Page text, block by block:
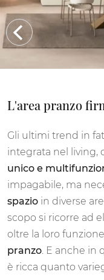
L'area pranzo
Gli ultimi trend in
integrata nel living,
unico e
impagabile, ma
spazio in diverse
scopo si ricorre ad
oltre la loro
pranzo. E anche in
è ricca quanto